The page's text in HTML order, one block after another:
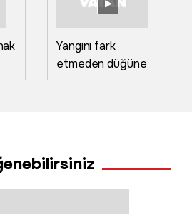
Yangını fark
etmeden düğüne
devam ettiler; o